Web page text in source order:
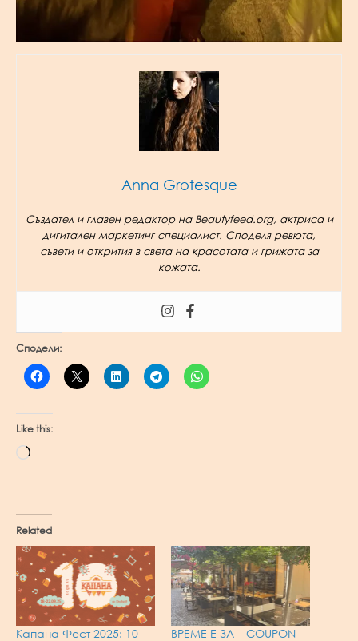
Anna Grotesque
Създател и главен редактор на Beautyfeed.org, актриса и
дигитален маркетинг специалист. Споделя ревюта,
съвети и открития в света на красотата и грижата за
кожата.
Сподели:
Like this:
Loading…
Related
Капана Фест 2025: 10
ВРЕМЕ Е ЗА – COUPON –